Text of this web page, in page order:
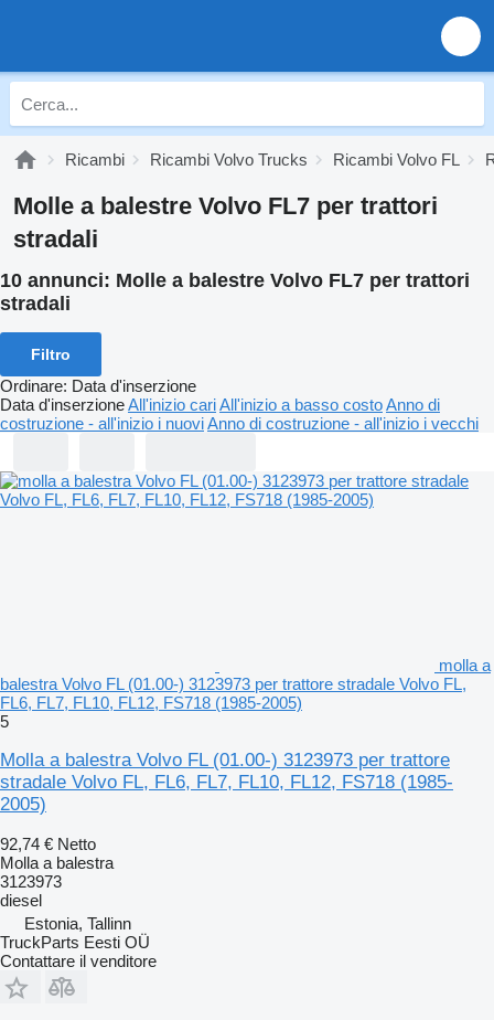
Ricambi Ricambi Volvo Trucks Ricambi Volvo FL
Molle a balestre Volvo FL7 per trattori
stradali
10 annunci: Molle a balestre Volvo FL7 per trattori
stradali
Filtro
Ordinare: Data d'inserzione
Data d'inserzioneAll'inizio cariAll'inizio a basso costoAnno di
costruzione - all'inizio i nuoviAnno di costruzione - all'inizio i vecchi
molla a
balestra Volvo FL (01.00-) 3123973 per trattore stradale Volvo FL,
FL6, FL7, FL10, FL12, FS718 (1985-2005)
5
Molla a balestra Volvo FL (01.00-) 3123973 per trattore
stradale Volvo FL, FL6, FL7, FL10, FL12, FS718 (1985-
2005)
92,74 € Netto
Molla a balestra
3123973
diesel
Estonia, Tallinn
TruckParts Eesti OÜ
Contattare il venditore